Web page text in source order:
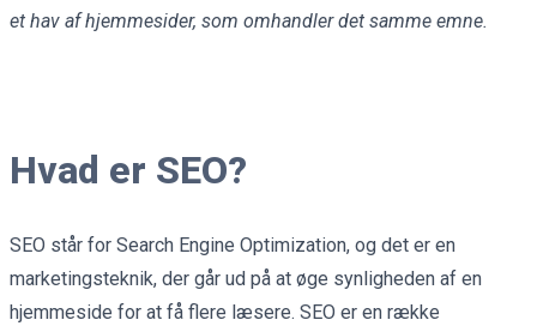
et hav af hjemmesider, som omhandler det samme emne.
Hvad er SEO?
SEO står for Search Engine Optimization, og det er en
marketingsteknik, der går ud på at øge synligheden af en
hjemmeside for at få flere læsere. SEO er en række